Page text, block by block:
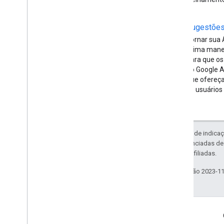
Tornar
ótima
para que
do
que
os
Exceto em caso de
código são licenciadas
da Oracle e/ou afiliadas.
Última atualização 2023-